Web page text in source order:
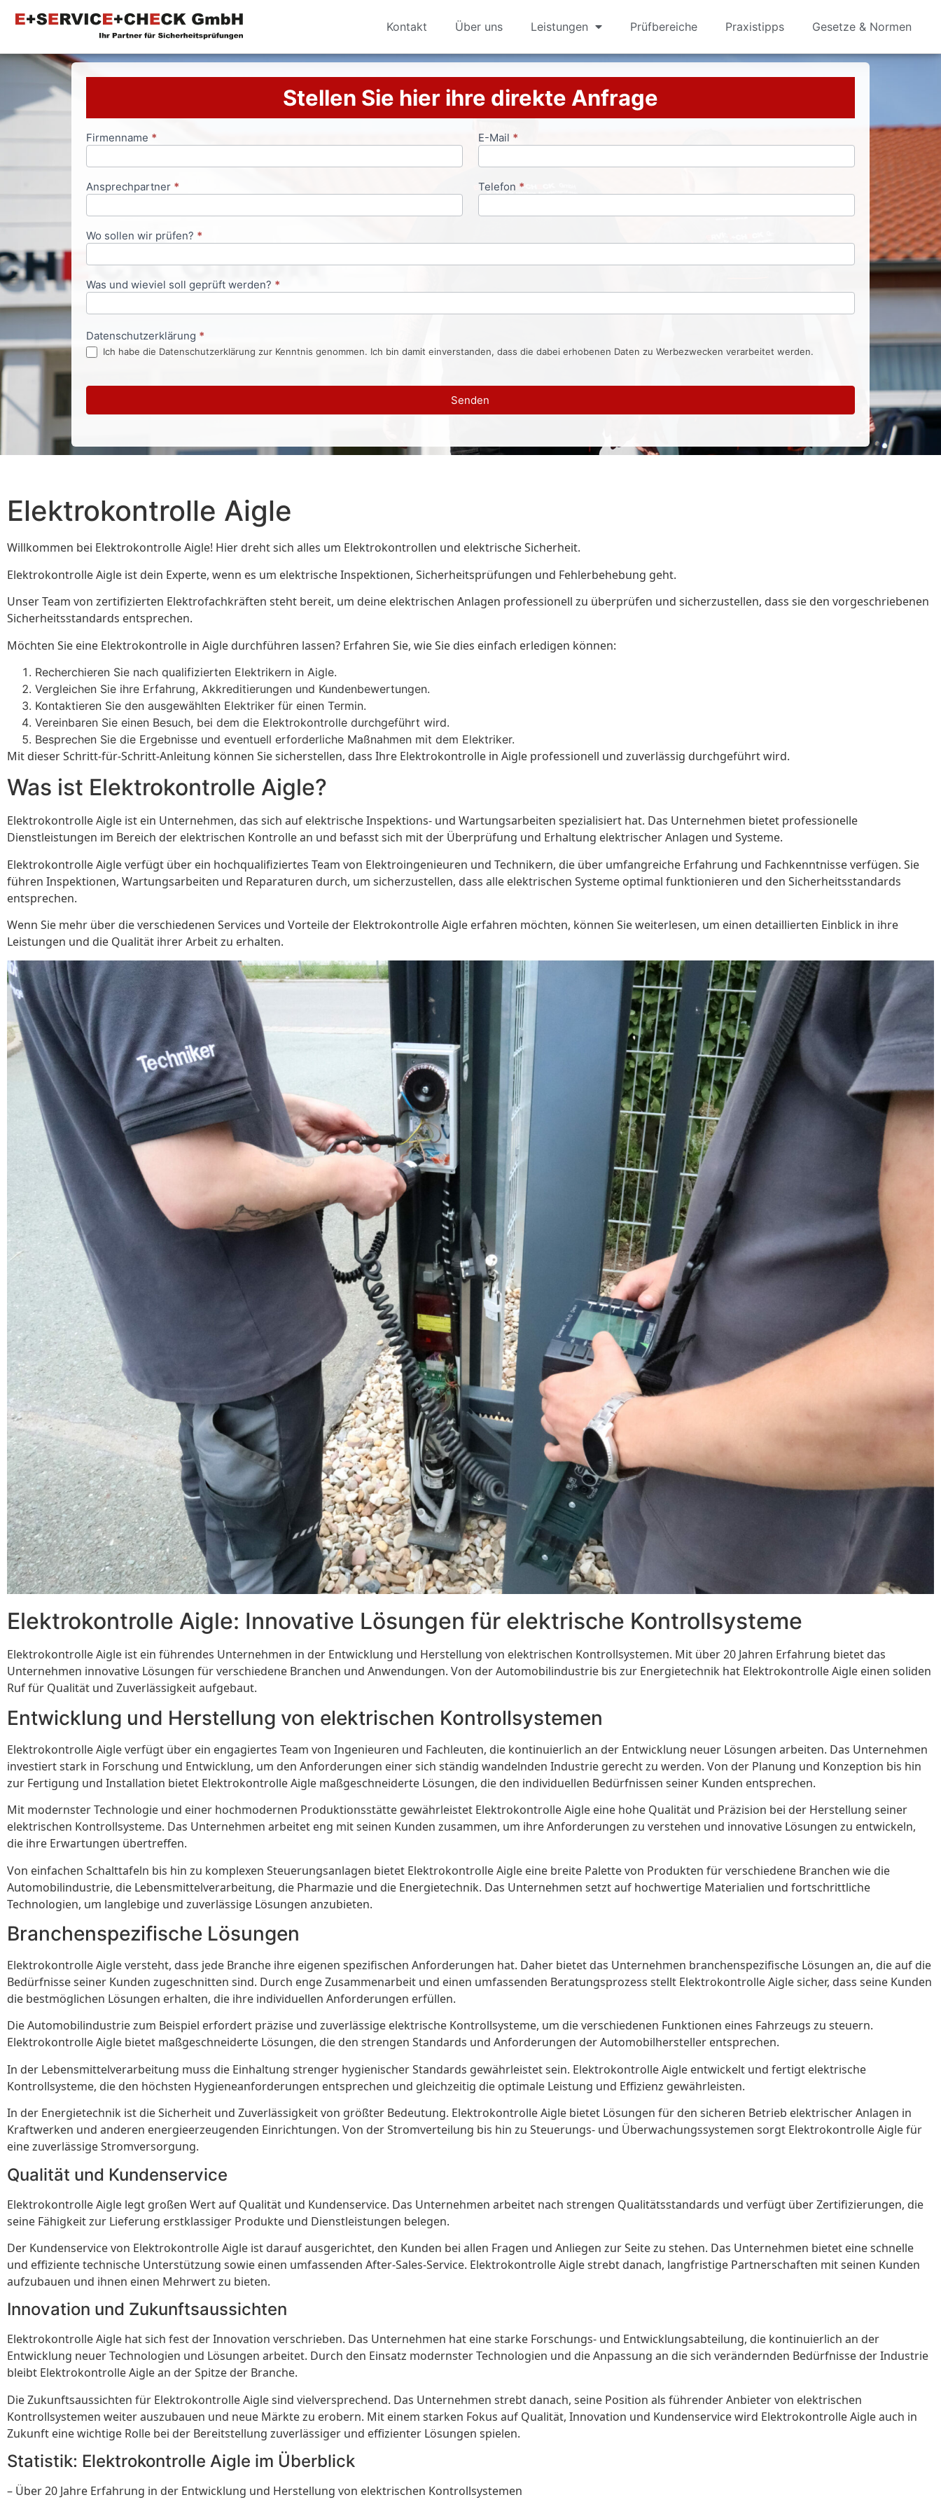
Kontakt Über uns Leistungen Prüfbereiche Praxistipps Gesetze & Normen
Stellen Sie hier ihre direkte Anfrage
Anfrageformular
Firmenname * E-Mail *
Ansprechpartner * Telefon *
Wo sollen wir prüfen? *
Was und wieviel soll geprüft werden? *
Datenschutzerklärung *
Ich habe die Datenschutzerklärung zur Kenntnis genommen. Ich bin damit einverstanden, dass die dabei erhobenen Daten zu Werbezwecken verarbeitet werden.
Senden
Elektrokontrolle Aigle
Willkommen bei Elektrokontrolle Aigle! Hier dreht sich alles um Elektrokontrollen und elektrische Sicherheit.
Elektrokontrolle Aigle ist dein Experte, wenn es um elektrische Inspektionen, Sicherheitsprüfungen und Fehlerbehebung geht.
Unser Team von zertifizierten Elektrofachkräften steht bereit, um deine elektrischen Anlagen professionell zu überprüfen und sicherzustellen, dass sie den vorgeschriebenen
Sicherheitsstandards entsprechen.
Möchten Sie eine Elektrokontrolle in Aigle durchführen lassen? Erfahren Sie, wie Sie dies einfach erledigen können:
Recherchieren Sie nach qualifizierten Elektrikern in Aigle.
Vergleichen Sie ihre Erfahrung, Akkreditierungen und Kundenbewertungen.
Kontaktieren Sie den ausgewählten Elektriker für einen Termin.
Vereinbaren Sie einen Besuch, bei dem die Elektrokontrolle durchgeführt wird.
Besprechen Sie die Ergebnisse und eventuell erforderliche Maßnahmen mit dem Elektriker.
Mit dieser Schritt-für-Schritt-Anleitung können Sie sicherstellen, dass Ihre Elektrokontrolle in Aigle professionell und zuverlässig durchgeführt wird.
Was ist Elektrokontrolle Aigle?
Elektrokontrolle Aigle ist ein Unternehmen, das sich auf elektrische Inspektions- und Wartungsarbeiten spezialisiert hat. Das Unternehmen bietet professionelle
Dienstleistungen im Bereich der elektrischen Kontrolle an und befasst sich mit der Überprüfung und Erhaltung elektrischer Anlagen und Systeme.
Elektrokontrolle Aigle verfügt über ein hochqualifiziertes Team von Elektroingenieuren und Technikern, die über umfangreiche Erfahrung und Fachkenntnisse verfügen. Sie
führen Inspektionen, Wartungsarbeiten und Reparaturen durch, um sicherzustellen, dass alle elektrischen Systeme optimal funktionieren und den Sicherheitsstandards
entsprechen.
Wenn Sie mehr über die verschiedenen Services und Vorteile der Elektrokontrolle Aigle erfahren möchten, können Sie weiterlesen, um einen detaillierten Einblick in ihre
Leistungen und die Qualität ihrer Arbeit zu erhalten.
Elektrokontrolle Aigle: Innovative Lösungen für elektrische Kontrollsysteme
Elektrokontrolle Aigle ist ein führendes Unternehmen in der Entwicklung und Herstellung von elektrischen Kontrollsystemen. Mit über 20 Jahren Erfahrung bietet das
Unternehmen innovative Lösungen für verschiedene Branchen und Anwendungen. Von der Automobilindustrie bis zur Energietechnik hat Elektrokontrolle Aigle einen soliden
Ruf für Qualität und Zuverlässigkeit aufgebaut.
Entwicklung und Herstellung von elektrischen Kontrollsystemen
Elektrokontrolle Aigle verfügt über ein engagiertes Team von Ingenieuren und Fachleuten, die kontinuierlich an der Entwicklung neuer Lösungen arbeiten. Das Unternehmen
investiert stark in Forschung und Entwicklung, um den Anforderungen einer sich ständig wandelnden Industrie gerecht zu werden. Von der Planung und Konzeption bis hin
zur Fertigung und Installation bietet Elektrokontrolle Aigle maßgeschneiderte Lösungen, die den individuellen Bedürfnissen seiner Kunden entsprechen.
Mit modernster Technologie und einer hochmodernen Produktionsstätte gewährleistet Elektrokontrolle Aigle eine hohe Qualität und Präzision bei der Herstellung seiner
elektrischen Kontrollsysteme. Das Unternehmen arbeitet eng mit seinen Kunden zusammen, um ihre Anforderungen zu verstehen und innovative Lösungen zu entwickeln,
die ihre Erwartungen übertreffen.
Von einfachen Schalttafeln bis hin zu komplexen Steuerungsanlagen bietet Elektrokontrolle Aigle eine breite Palette von Produkten für verschiedene Branchen wie die
Automobilindustrie, die Lebensmittelverarbeitung, die Pharmazie und die Energietechnik. Das Unternehmen setzt auf hochwertige Materialien und fortschrittliche
Technologien, um langlebige und zuverlässige Lösungen anzubieten.
Branchenspezifische Lösungen
Elektrokontrolle Aigle versteht, dass jede Branche ihre eigenen spezifischen Anforderungen hat. Daher bietet das Unternehmen branchenspezifische Lösungen an, die auf die
Bedürfnisse seiner Kunden zugeschnitten sind. Durch enge Zusammenarbeit und einen umfassenden Beratungsprozess stellt Elektrokontrolle Aigle sicher, dass seine Kunden
die bestmöglichen Lösungen erhalten, die ihre individuellen Anforderungen erfüllen.
Die Automobilindustrie zum Beispiel erfordert präzise und zuverlässige elektrische Kontrollsysteme, um die verschiedenen Funktionen eines Fahrzeugs zu steuern.
Elektrokontrolle Aigle bietet maßgeschneiderte Lösungen, die den strengen Standards und Anforderungen der Automobilhersteller entsprechen.
In der Lebensmittelverarbeitung muss die Einhaltung strenger hygienischer Standards gewährleistet sein. Elektrokontrolle Aigle entwickelt und fertigt elektrische
Kontrollsysteme, die den höchsten Hygieneanforderungen entsprechen und gleichzeitig die optimale Leistung und Effizienz gewährleisten.
In der Energietechnik ist die Sicherheit und Zuverlässigkeit von größter Bedeutung. Elektrokontrolle Aigle bietet Lösungen für den sicheren Betrieb elektrischer Anlagen in
Kraftwerken und anderen energieerzeugenden Einrichtungen. Von der Stromverteilung bis hin zu Steuerungs- und Überwachungssystemen sorgt Elektrokontrolle Aigle für
eine zuverlässige Stromversorgung.
Qualität und Kundenservice
Elektrokontrolle Aigle legt großen Wert auf Qualität und Kundenservice. Das Unternehmen arbeitet nach strengen Qualitätsstandards und verfügt über Zertifizierungen, die
seine Fähigkeit zur Lieferung erstklassiger Produkte und Dienstleistungen belegen.
Der Kundenservice von Elektrokontrolle Aigle ist darauf ausgerichtet, den Kunden bei allen Fragen und Anliegen zur Seite zu stehen. Das Unternehmen bietet eine schnelle
und effiziente technische Unterstützung sowie einen umfassenden After-Sales-Service. Elektrokontrolle Aigle strebt danach, langfristige Partnerschaften mit seinen Kunden
aufzubauen und ihnen einen Mehrwert zu bieten.
Innovation und Zukunftsaussichten
Elektrokontrolle Aigle hat sich fest der Innovation verschrieben. Das Unternehmen hat eine starke Forschungs- und Entwicklungsabteilung, die kontinuierlich an der
Entwicklung neuer Technologien und Lösungen arbeitet. Durch den Einsatz modernster Technologien und die Anpassung an die sich verändernden Bedürfnisse der Industrie
bleibt Elektrokontrolle Aigle an der Spitze der Branche.
Die Zukunftsaussichten für Elektrokontrolle Aigle sind vielversprechend. Das Unternehmen strebt danach, seine Position als führender Anbieter von elektrischen
Kontrollsystemen weiter auszubauen und neue Märkte zu erobern. Mit einem starken Fokus auf Qualität, Innovation und Kundenservice wird Elektrokontrolle Aigle auch in
Zukunft eine wichtige Rolle bei der Bereitstellung zuverlässiger und effizienter Lösungen spielen.
Statistik: Elektrokontrolle Aigle im Überblick
– Über 20 Jahre Erfahrung in der Entwicklung und Herstellung von elektrischen Kontrollsystemen